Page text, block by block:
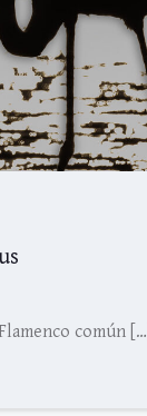
Flamenco común […]